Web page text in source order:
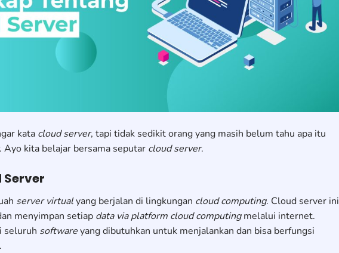
kata cloud server, tapi tidak sedikit orang yang masih belum tahu apa itu
. Ayo kita belajar bersama seputar cloud server.
Server
server virtualyang berjalan di lingkungan cloud computing. Cloud server ini
menyimpan setiap data via platform cloud computingmelalui internet.
seluruh softwareyang dibutuhkan untuk menjalankan dan bisa berfungsi